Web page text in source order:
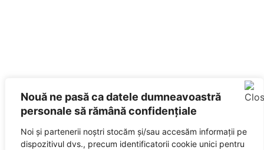
Nouă ne pasă ca datele dumneavoastră
personale să rămână confidențiale
Noi și partenerii noștri stocăm și/sau accesăm informații pe
dispozitivul dvs., precum identificatorii cookie unici pentru